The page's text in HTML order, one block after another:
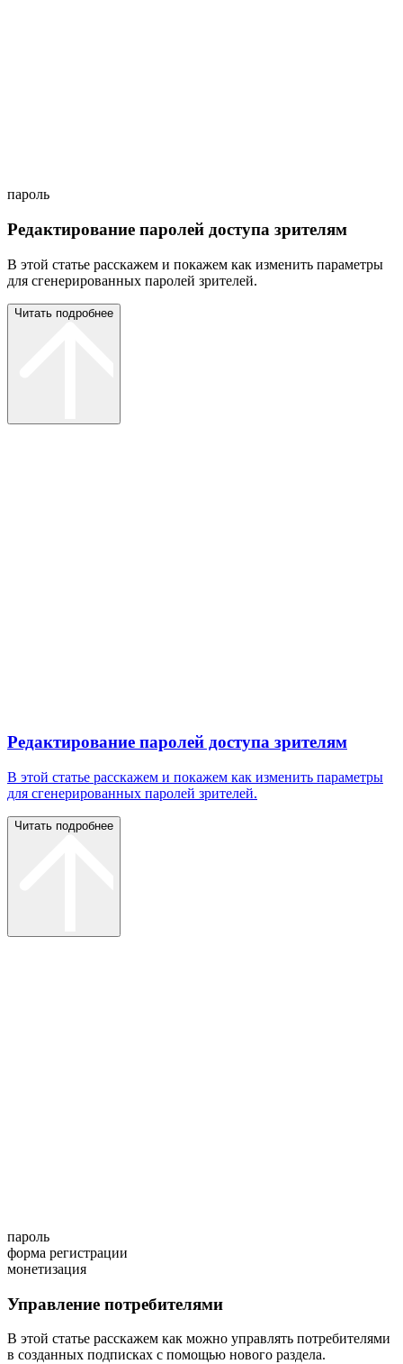
пароль
Редактирование паролей доступа зрителям
В этой статье расскажем и покажем как изменить параметры
для сгенерированных паролей зрителей.
Читать подробнее
Редактирование паролей доступа зрителям
В этой статье расскажем и покажем как изменить параметры
для сгенерированных паролей зрителей.
Читать подробнее
пароль
форма регистрации
монетизация
Управление потребителями
В этой статье расскажем как можно управлять потребителями
в созданных подписках с помощью нового раздела.